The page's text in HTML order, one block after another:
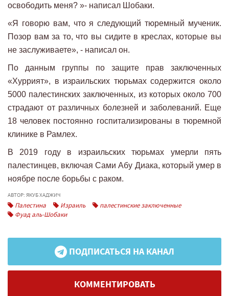
освободить меня? »- написал Шобаки.
«Я говорю вам, что я следующий тюремный мученик.
Позор вам за то, что вы сидите в креслах, которые вы
не заслуживаете», - написал он.
По данным группы по защите прав заключенных
«Хуррият», в израильских тюрьмах содержится около
5000 палестинских заключенных, из которых около 700
страдают от различных болезней и заболеваний. Еще
18 человек постоянно госпитализированы в тюремной
клинике в Рамлех.
В 2019 году в израильских тюрьмах умерли пять
палестинцев, включая Сами Абу Диака, который умер в
ноябре после борьбы с раком.
АВТОР: ЯКУБ ХАДЖИЧ
Палестина Израиль
палестинские заключенные
Фуад аль-Шобаки
ПОДПИСАТЬСЯ НА КАНАЛ
КОММЕНТИРОВАТЬ